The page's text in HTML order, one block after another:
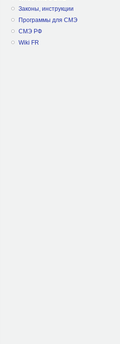
Законы, инструкции
Программы для СМЭ
СМЭ РФ
Wiki FR